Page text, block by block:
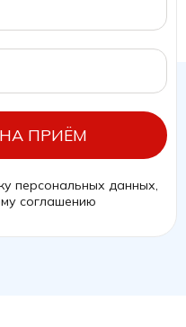
ПРИЁМ
персональных данных,
соглашению